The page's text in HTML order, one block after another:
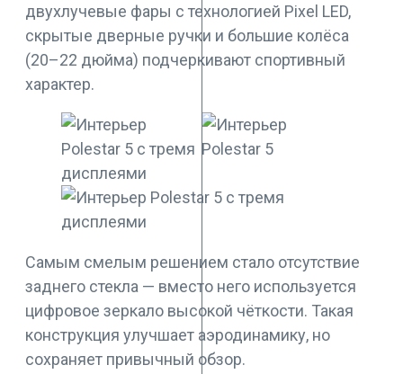
двухлучевые фары с технологией Pixel LED,
скрытые дверные ручки и большие колёса
(20–22 дюйма) подчеркивают спортивный
характер.
Самым смелым решением стало отсутствие
заднего стекла — вместо него используется
цифровое зеркало высокой чёткости. Такая
конструкция улучшает аэродинамику, но
сохраняет привычный обзор.